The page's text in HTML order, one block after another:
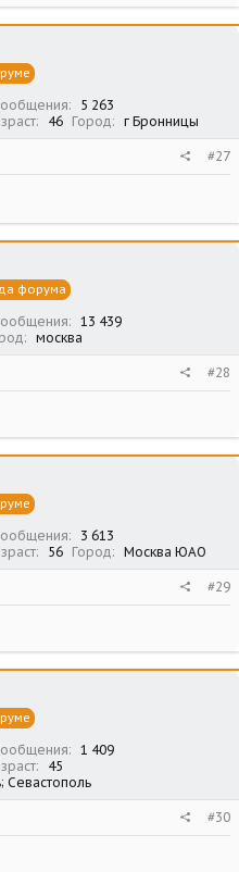
5 263
46 Город г Бронницы
#27
форума
13 439
москва
#28
3 613
56 Город Москва ЮАО
#29
1 409
45
Севастополь
#30